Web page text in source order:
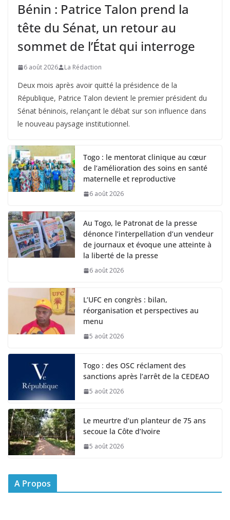
Bénin : Patrice Talon prend la
tête du Sénat, un retour au
sommet de l’État qui interroge
6 août 2026 La Rédaction
Deux mois après avoir quitté la présidence de la
République, Patrice Talon devient le premier président du
Sénat béninois, relançant le débat sur son influence dans
le nouveau paysage institutionnel.
Togo : le mentorat clinique au cœur
de l’amélioration des soins en santé
maternelle et reproductive
6 août 2026
Au Togo, le Patronat de la presse
dénonce l’interpellation d’un vendeur
de journaux et évoque une atteinte à
la liberté de la presse
6 août 2026
L’UFC en congrès : bilan,
réorganisation et perspectives au
menu
5 août 2026
Togo : des OSC réclament des
sanctions après l’arrêt de la CEDEAO
5 août 2026
Le meurtre d’un planteur de 75 ans
secoue la Côte d’Ivoire
5 août 2026
A Propos